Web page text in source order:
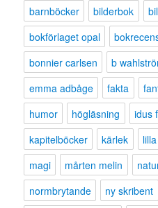
barnböcker
bilderbok
bokförlaget opal
bonnier carlsen
b
emma adbåge
fakta
humor
högläsning idus
kapitelböcker
kärlek
magi
mårten melin
normbrytande
ny skribent